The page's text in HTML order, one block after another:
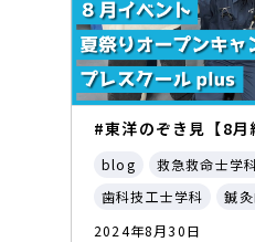
#東洋のぞき見【8月
blog 救急救命士学
歯科技工士学科
鍼
2024年8月30日